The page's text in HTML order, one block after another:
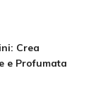
Crea
e Profumata